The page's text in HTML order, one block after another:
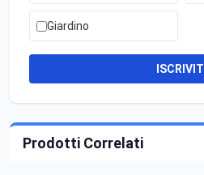
Giardino
ISCRIVITI
Prodotti Correlati